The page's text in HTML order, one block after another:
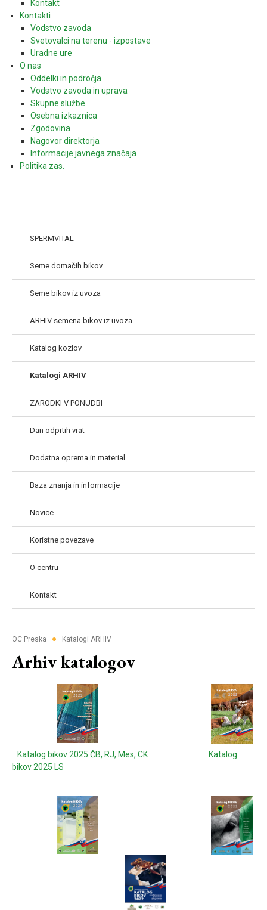
Kontakt
Kontakti
Vodstvo zavoda
Svetovalci na terenu - izpostave
Uradne ure
O nas
Oddelki in področja
Vodstvo zavoda in uprava
Skupne službe
Osebna izkaznica
Zgodovina
Nagovor direktorja
Informacije javnega značaja
Politika zas.
SPERMVITAL
Seme domačih bikov
Seme bikov iz uvoza
ARHIV semena bikov iz uvoza
Katalog kozlov
Katalogi ARHIV
ZARODKI V PONUDBI
Dan odprtih vrat
Dodatna oprema in material
Baza znanja in informacije
Novice
Koristne povezave
O centru
Kontakt
OC Preska ● Katalogi ARHIV
Arhiv katalogov
Katalog bikov 2025 ČB, RJ, Mes, CK
Katalog
bikov 2025 LS